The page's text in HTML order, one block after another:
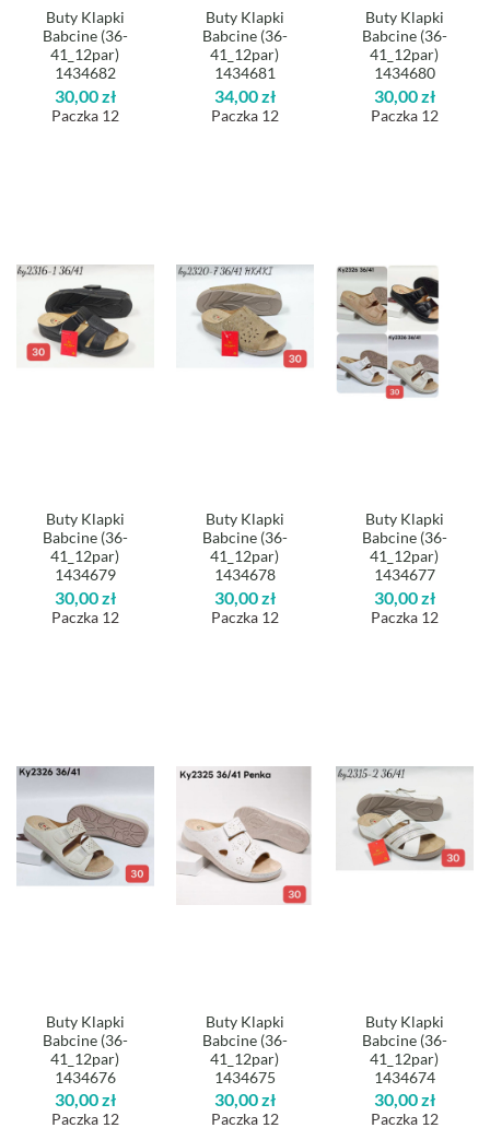
Buty Klapki
Babcine (36-
41_12par)
1434682
30,00zł
Paczka 12
Buty Klapki
Babcine (36-
41_12par)
1434681
34,00zł
Paczka 12
Buty Klapki
Babcine (36-
41_12par)
1434680
30,00zł
Paczka 12
Buty Klapki
Babcine (36-
41_12par)
1434679
30,00zł
Paczka 12
Buty Klapki
Babcine (36-
41_12par)
1434678
30,00zł
Paczka 12
Buty Klapki
Babcine (36-
41_12par)
1434677
30,00zł
Paczka 12
Buty Klapki
Babcine (36-
41_12par)
1434676
30,00zł
Paczka 12
Buty Klapki
Babcine (36-
41_12par)
1434675
30,00zł
Paczka 12
Buty Klapki
Babcine (36-
41_12par)
1434674
30,00zł
Paczka 12